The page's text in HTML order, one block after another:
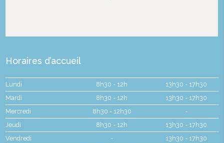
Horaires d’accueil
Lundi 8h30 - 12h
13h30 - 17h30
Mardi
8h30 - 12h
13h30 - 17h30
Mercredi
8h30 - 12h30
-
Jeudi
8h30 - 12h
13h30 - 17h30
Vendredi
-
13h30 - 17h30